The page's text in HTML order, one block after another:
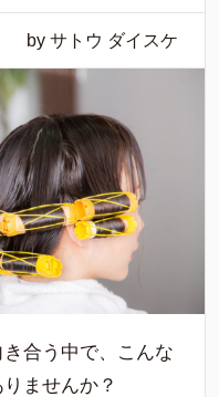
by サトウ ダイスケ
合う中で、こんな
ませんか？